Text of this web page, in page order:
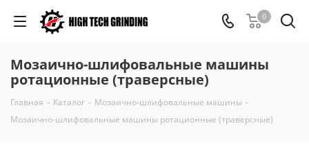
0
Мозаично-шлифовальные машины
ротационные (траверсные)
Главная - Каталог - Мозаично-шлифовальные машины -
Мозаично-шлифовальные машины ротационные (траверсные)